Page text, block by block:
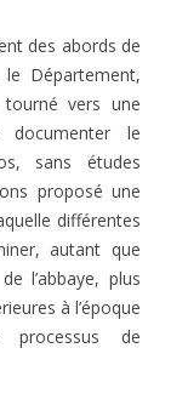
des abords de
Département,
tourné vers une
documenter le
sans études
proposé une
différentes
autant que
l’abbaye, plus
à l’époque
de